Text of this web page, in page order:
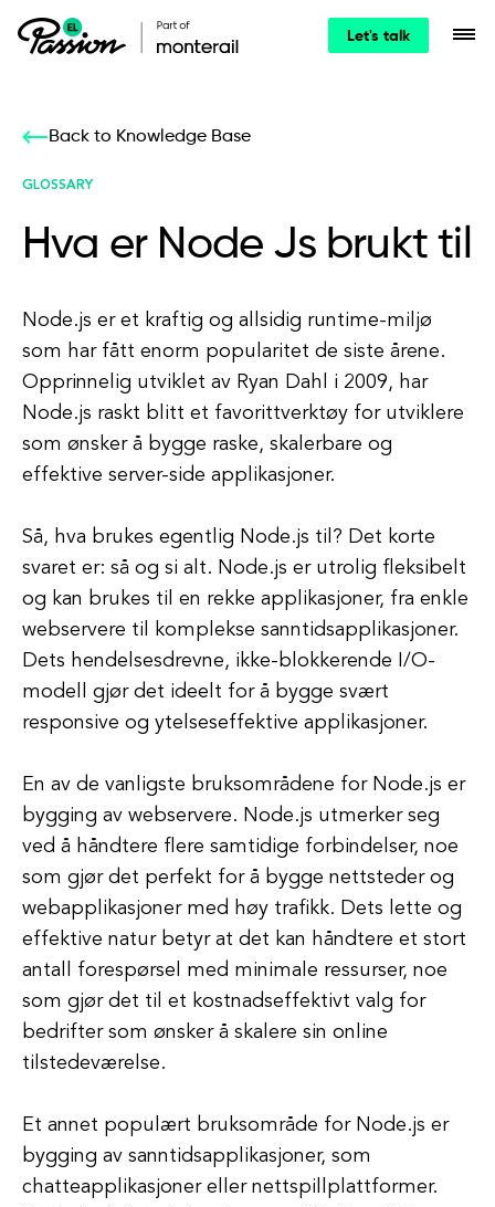
Let's talk
Back to Knowledge Base
GLOSSARY
Hva er Node Js brukt til
Node.js er et kraftig og allsidig runtime-miljø
som har fått enorm popularitet de siste årene.
Opprinnelig utviklet av Ryan Dahl i 2009, har
Node.js raskt blitt et favorittverktøy for utviklere
som ønsker å bygge raske, skalerbare og
effektive server-side applikasjoner.
Så, hva brukes egentlig Node.js til? Det korte
svaret er: så og si alt. Node.js er utrolig fleksibelt
og kan brukes til en rekke applikasjoner, fra enkle
webservere til komplekse sanntidsapplikasjoner.
Dets hendelsesdrevne, ikke-blokkerende I/O-
modell gjør det ideelt for å bygge svært
responsive og ytelseseffektive applikasjoner.
En av de vanligste bruksområdene for Node.js er
bygging av webservere. Node.js utmerker seg
ved å håndtere flere samtidige forbindelser, noe
som gjør det perfekt for å bygge nettsteder og
webapplikasjoner med høy trafikk. Dets lette og
effektive natur betyr at det kan håndtere et stort
antall forespørsel med minimale ressurser, noe
som gjør det til et kostnadseffektivt valg for
bedrifter som ønsker å skalere sin online
tilstedeværelse.
Et annet populært bruksområde for Node.js er
bygging av sanntidsapplikasjoner, som
chatteapplikasjoner eller nettspillplattformer.